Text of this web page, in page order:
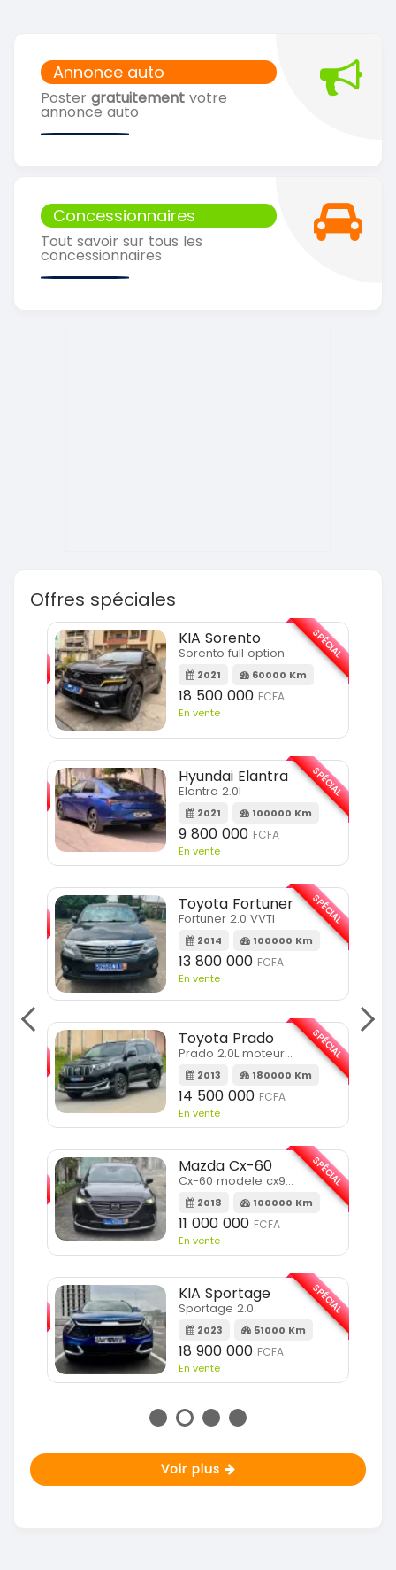
Annonce auto
Poster gratuitement votre
annonce auto
Concessionnaires
Tout savoir sur tous les
concessionnaires
Offres spéciales
SPÉCIAL
KIA Sorento
Sorento full option
2021 60000 Km
18 500 000 FCFA
En vente
SPÉCIAL
Hyundai Elantra
Elantra 2.0l
2021 100000 Km
9 800 000 FCFA
En vente
SPÉCIAL
Toyota Fortuner
Fortuner 2.0 VVTI
2014 100000 Km
13 800 000 FCFA
En vente
SPÉCIAL
Toyota Prado
Prado 2.0L moteur d4d
2013 180000 Km
14 500 000 FCFA
En vente
SPÉCIAL
Mazda Cx-60
Cx-60 modele cx9 full option
2018 100000 Km
11 000 000 FCFA
En vente
SPÉCIAL
KIA Sportage
Sportage 2.0
2023 51000 Km
18 900 000 FCFA
En vente
SPÉCIAL
Voir plus